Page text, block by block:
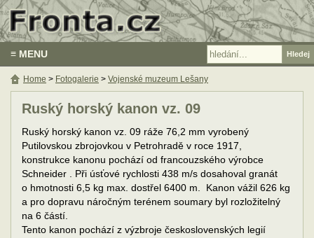
≡ MENU
Ruský horský kanon vz. 09
Ruský horský kanon vz. 09 ráže 76,2 mm vyrobený
Putilovskou zbrojovkou v Petrohradě v roce 1917,
konstrukce kanonu pochází od francouzského výrobce
Schneider . Při úsťové rychlosti 438 m/s dosahoval granát
o hmotnosti 6,5 kg max. dostřel 6400 m. Kanon vážil 626 kg
a pro dopravu náročným terénem soumary byl rozložitelný
na 6 částí.
Tento kanon pochází z výzbroje československých legií
Home > Fotogalerie > Vojenské muzeum Lešany